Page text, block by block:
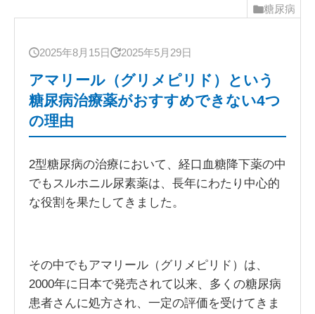
糖尿病
2025年8月15日 2025年5月29日
アマリール（グリメピリド）という
糖尿病治療薬がおすすめできない4つ
の理由
2型糖尿病の治療において、経口血糖降下薬の中
でもスルホニル尿素薬は、長年にわたり中心的
な役割を果たしてきました。
その中でもアマリール（グリメピリド）は、
2000年に日本で発売されて以来、多くの糖尿病
患者さんに処方され、一定の評価を受けてきま